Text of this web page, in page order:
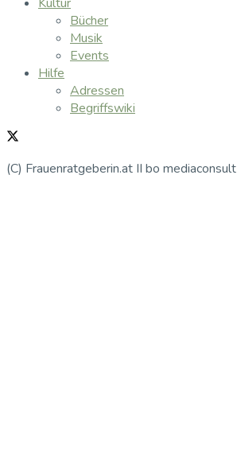
Bücher
Musik
Events
Hilfe
Adressen
Begriffswiki
(C) Frauenratgeberin.at II bo mediaconsult